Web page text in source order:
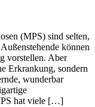
(MPS) sind selten,
können
vorstellen. Aber
Erkrankung, sondern
wunderbar
hat viele […]